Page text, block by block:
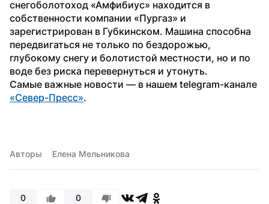
снегоболотоход «Амфибиус» находится в
собственности компании «Пургаз» и
зарегистрирован в Губкинском. Машина способна
передвигаться не только по бездорожью,
глубокому снегу и болотистой местности, но и по
воде без риска перевернуться и утонуть.
«Север-Пресс».
Авторы Елена Мельникова
0 0